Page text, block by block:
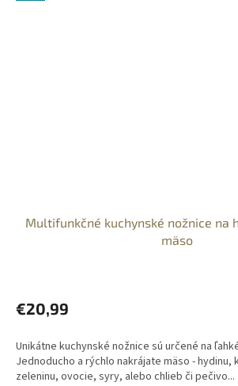
Multifunkčné kuchynské nožnice na
mäso
€20,99
Unikátne kuchynské nožnice sú určené na
Jednoducho a rýchlo nakrájate mäso - hydinu,
zeleninu, ovocie, syry, alebo chlieb či pečivo...